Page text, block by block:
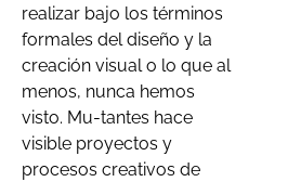
realizar bajo los términos
formales del diseño y la
creación visual o lo que al
menos, nunca hemos
visto. Mu-tantes hace
visible proyectos y
procesos creativos de